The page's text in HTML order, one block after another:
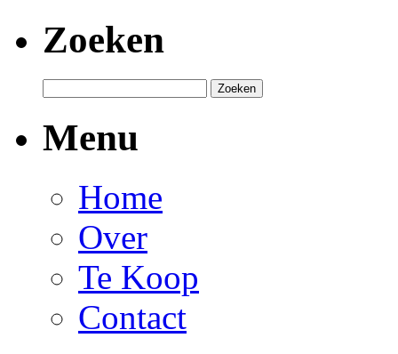
Zoeken
Menu
Home
Over
Te Koop
Contact